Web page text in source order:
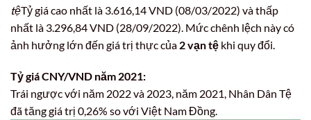
tệTỷ giá cao nhất là 3.616,14 VND (08/03/2022) và thấp
nhất là 3.296,84 VND (28/09/2022). Mức chênh lệch này có
ảnh hưởng lớn đến giá trị thực của 2 vạn tệ khi quy đổi.
Tỷ giá CNY/VND năm 2021:
Trái ngược với năm 2022 và 2023, năm 2021, Nhân Dân Tệ
đã tăng giá trị 0,26% so với Việt Nam Đồng.